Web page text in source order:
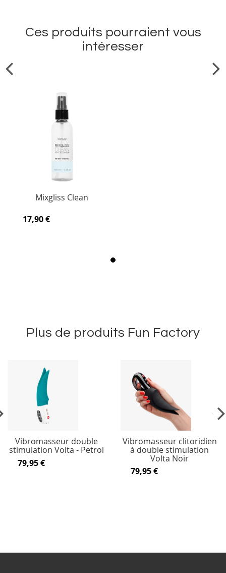
Ces produits pourraient vous
intéresser
Mixgliss Clean
17,90 €
Plus de produits Fun Factory
Vibromasseur double
stimulation Volta - Petrol
79,95 €
Vibromasseur clitoridien
à double stimulation
Volta Noir
79,95 €